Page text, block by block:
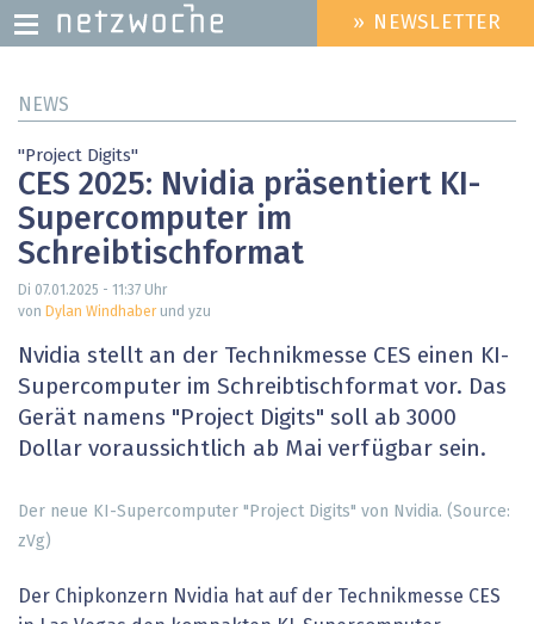
zum
HEADER
MENU
» NEWSLETTER
NEWS
"Project Digits"
CES 2025: Nvidia präsentiert KI-
Supercomputer im
Schreibtischformat
Di 07.01.2025 - 11:37 Uhr
von Dylan Windhaberund yzu
Nvidia stellt an der Technikmesse CES einen KI-
Supercomputer im Schreibtischformat vor. Das
Gerät namens "Project Digits" soll ab 3000
Dollar voraussichtlich ab Mai verfügbar sein.
Der neue KI-Supercomputer "Project Digits" von Nvidia. (Source:
zVg)
Der Chipkonzern Nvidia hat auf der Technikmesse CES